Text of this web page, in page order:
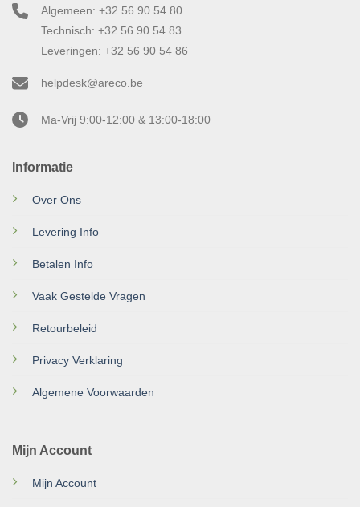
Informatie
Over Ons
Levering Info
Betalen Info
Vaak Gestelde Vragen
Retourbeleid
Privacy Verklaring
Algemene Voorwaarden
Mijn Account
Mijn Account
Algemeen: +32 56 90 54 80
Technisch: +32 56 90 54 83
Leveringen: +32 56 90 54 86
helpdesk@areco.be
Ma-Vrij 9:00-12:00 & 13:00-18:00